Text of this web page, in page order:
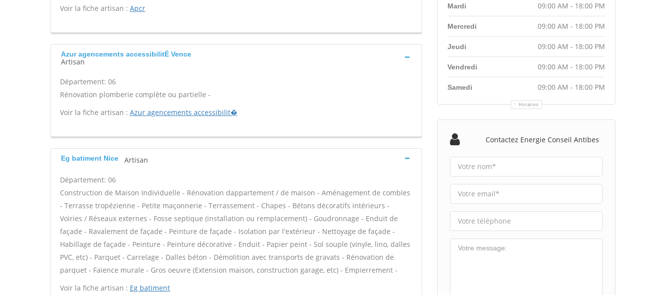
Voir la fiche artisan : Apcr
Azur agencements accessibilitÉ Vence
Artisan
Département: 06
Rénovation plomberie complète ou partielle -
Voir la fiche artisan : Azur agencements accessibilit�
Eg batiment Nice Artisan
Département: 06
Construction de Maison Individuelle - Rénovation dappartement / de maison - Aménagement de combles
- Terrasse tropézienne - Petite maçonnerie - Terrassement - Chapes - Bétons décoratifs intérieurs -
Voiries / Réseaux externes - Fosse septique (installation ou remplacement) - Goudronnage - Enduit de
façade - Ravalement de façade - Peinture de façade - Isolation par l'extérieur - Nettoyage de façade -
Habillage de façade - Peinture - Peinture décorative - Enduit - Papier peint - Sol souple (vinyle, lino, dalles
PVC, etc) - Parquet - Carrelage - Dalles béton - Démolition avec transports de gravats - Rénovation de
parquet - Faïence murale - Gros oeuvre (Extension maison, construction garage, etc) - Empierrement -
Voir la fiche artisan : Eg batiment
Horaires
Mardi 09:00 AM - 18:00 PM
Mercredi 09:00 AM - 18:00 PM
Jeudi 09:00 AM - 18:00 PM
Vendredi 09:00 AM - 18:00 PM
Samedi 09:00 AM - 18:00 PM
Contactez Energie Conseil Antibes